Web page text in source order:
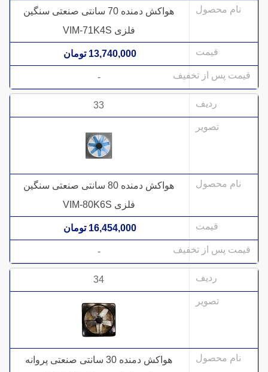
هواکش دمنده 70 سانتی صنعتی سنگین
فلزی VIM-71K4S
13,740,000 تومان
-
33
هواکش دمنده 80 سانتی صنعتی سنگین
فلزی VIM-80K6S
16,454,000 تومان
-
34
هواکش دمنده 30 سانتی صنعتی پروانه